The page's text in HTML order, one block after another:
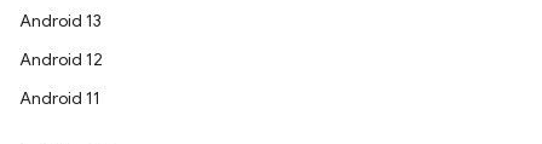
Android 13
Android 12
Android 11